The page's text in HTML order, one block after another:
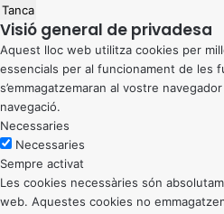
Tanca
Visió general de privadesa
Aquest lloc web utilitza cookies per
essencials per al funcionament de les
s’emmagatzemaran al vostre
navegació.
Necessaries
Necessaries
Sempre activat
Les cookies necessàries són
web. Aquestes cookies no